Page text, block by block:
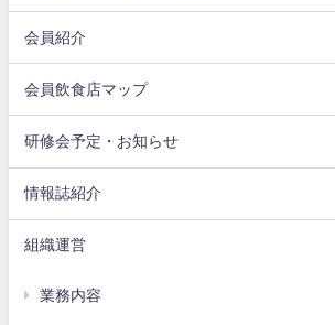
会員紹介
会員飲食店マップ
研修会予定・お知らせ
情報誌紹介
組織運営
業務内容